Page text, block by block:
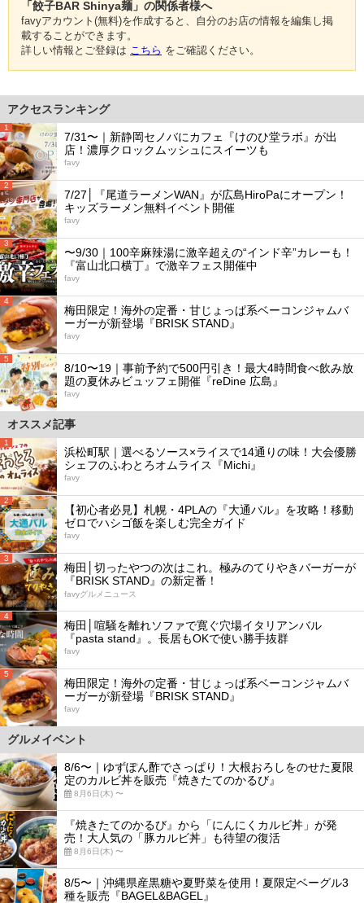
「餃子BAR Shinya麺」の関係者様へ
favyアカウント(無料)を作成すると、自分のお店の情報を編集し掲
載することができます。
詳しい情報とご登録は こちら をご確認ください。
アクセスランキング
1
7/31〜｜新静岡セノバにカフェ『けのひ堂ラボ』が出
店！濃厚クロックムッシュにスイーツも
favy
2
7/27│『尾道ラーメンWAN』が広島HiroPaにオープン！
キッズラーメン無料イベント開催
favy
3
〜9/30｜100辛麻辣湯に激辛超えの“インド辛”カレーも！
『富山北口横丁』で激辛フェス開催中
favy
4
梅田限定！海外の定番・甘じょっぱ系ベーコンジャムバ
ーガーが新登場『BRISK STAND』
favy
5
8/10〜19｜事前予約で500円引き！最大4時間食べ飲み放
題の夏休みビュッフェ開催『reDine 広島』
favy
オススメ記事
1
浜松町駅｜選べるソース×ライスで14通りの味！大会優勝
シェフのふわとろオムライス『Michi』
favy
2
【初心者必見】札幌・4PLAの『大通バル』を攻略！移動
ゼロでハシゴ飯を楽しむ完全ガイド
favy
3
梅田│切ったやつの次はこれ。極みのてりやきバーガーが
『BRISK STAND』の新定番！
favyグルメニュース
4
梅田│喧騒を離れソファで寛ぐ穴場イタリアンバル
『pasta stand』。長居もOKで使い勝手抜群
favy
5
梅田限定！海外の定番・甘じょっぱ系ベーコンジャムバ
ーガーが新登場『BRISK STAND』
favy
グルメイベント
8/6〜｜ゆずぽん酢でさっぱり！大根おろしをのせた夏限
定のカルビ丼を販売『焼きたてのかるび』
8月6日(木) 〜
『焼きたてのかるび』から「にんにくカルビ丼」が発
売！大人気の「豚カルビ丼」も待望の復活
8月6日(木) 〜
8/5〜｜沖縄県産黒糖や夏野菜を使用！夏限定ベーグル3
種を販売『BAGEL&BAGEL』